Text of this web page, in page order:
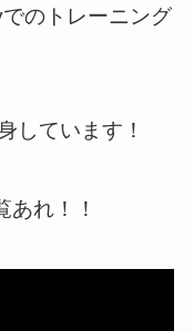
のトレーニング
しています！
れ！！